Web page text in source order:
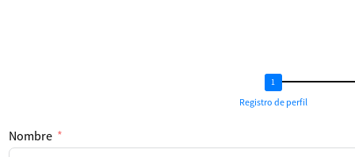
Registro de perfil
Nombre